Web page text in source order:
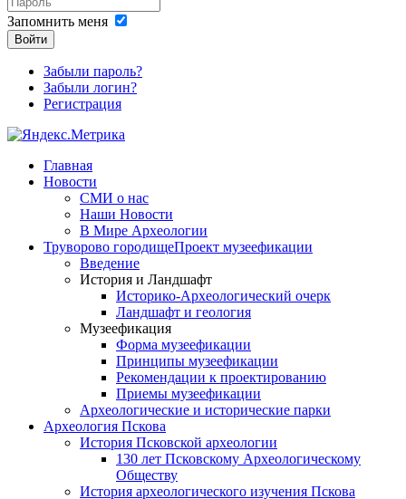
Запомнить меня
Войти
Забыли пароль?
Забыли логин?
Регистрация
Главная
Новости
СМИ о нас
Наши Новости
В Мире Археологии
Труворово городищеПроект музеефикации
Введение
История и Ландшафт
Историко-Археологический очерк
Ландшафт и геология
Музеефикация
Форма музеефикации
Принципы музеефикации
Рекомендации к проектированию
Приемы музеефикации
Археологические и исторические парки
Археология Пскова
История Псковской археологии
130 лет Псковскому Археологическому
Обществу
История археологического изучения Пскова